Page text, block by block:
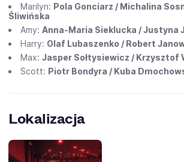
Marilyn: Pola Gonciarz / Michalina
Śliwińska
Amy: Anna-Maria Sieklucka / Justyna
Harry: Olaf Lubaszenko / Robert
Max: Jasper Sołtysiewicz / Krzysztof
Scott: Piotr Bondyra / Kuba
Lokalizacja